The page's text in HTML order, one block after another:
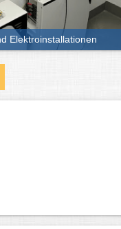
Elektroinstallationen